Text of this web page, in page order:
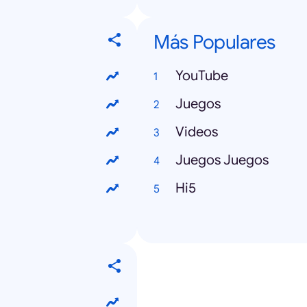
Más Populares
YouTube
Juegos
Videos
Juegos Juegos
Hi5